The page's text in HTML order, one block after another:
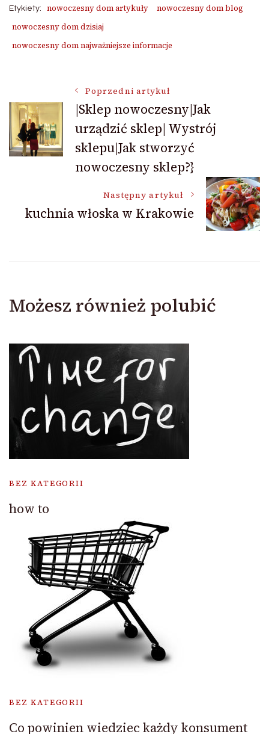
Etykiety: nowoczesny dom artykuły
nowoczesny dom blog
nowoczesny dom dzisiaj
nowoczesny dom najważniejsze informacje
Nawigacja
wpisu
Poprzedni artykuł
|Sklep nowoczesny|Jak
urządzić sklep| Wystrój
sklepu|Jak stworzyć
nowoczesny sklep?}
Następny artykuł
kuchnia włoska w Krakowie
Możesz również polubić
BEZ KATEGORII
how to
BEZ KATEGORII
Co powinien wiedziec każdy konsument